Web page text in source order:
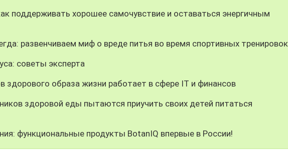
поддерживать хорошее самочувствие и оставаться энергичным
развенчиваем миф о вреде питья во время спортивных тренировок
советы эксперта
здорового образа жизни работает в сфере IT и финансов
здоровой еды пытаются приучить своих детей питаться
функциональные продукты BotanIQ впервые в России!